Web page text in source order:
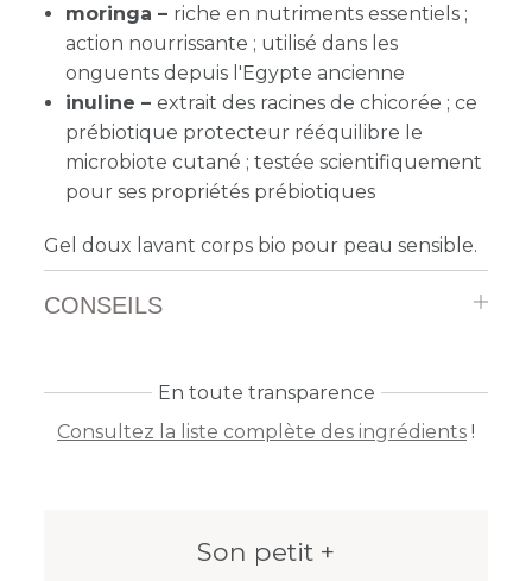
moringa – riche en nutriments essentiels ;
action nourrissante ; utilisé dans les
onguents depuis l'Egypte ancienne
inuline – extrait des racines de chicorée ; ce
prébiotique protecteur rééquilibre le
microbiote cutané ; testée scientifiquement
pour ses propriétés prébiotiques
Gel doux lavant corps bio pour peau sensible.
CONSEILS
En toute transparence
Consultez la liste complète des ingrédients !
Son petit +